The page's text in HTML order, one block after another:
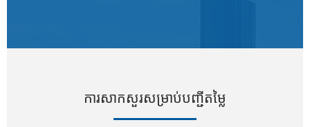
ការសាកសួរសម្រាប់បញ្ជីតម្លៃ